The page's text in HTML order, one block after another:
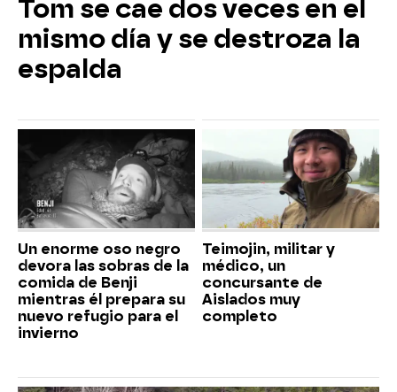
Tom se cae dos veces en el
mismo día y se destroza la
espalda
Un enorme oso negro
devora las sobras de la
comida de Benji
mientras él prepara su
nuevo refugio para el
invierno
Teimojin, militar y
médico, un
concursante de
Aislados muy
completo